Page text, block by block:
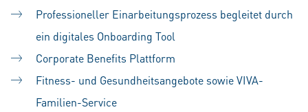
Professioneller Einarbeitungsprozess begleitet durch
ein digitales Onboarding Tool
Corporate Benefits Plattform
Fitness- und Gesundheitsangebote sowie VIVA-
Familien-Service